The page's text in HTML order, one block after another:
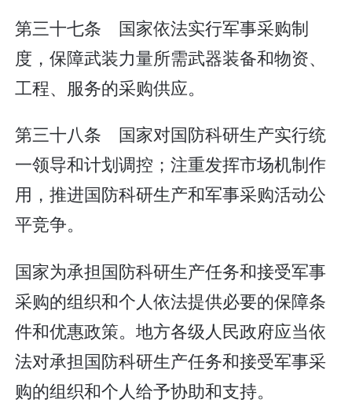
第三十七条 国家依法实行军事采购制
度，保障武装力量所需武器装备和物资、
工程、服务的采购供应。
第三十八条 国家对国防科研生产实行统
一领导和计划调控；注重发挥市场机制作
用，推进国防科研生产和军事采购活动公
平竞争。
国家为承担国防科研生产任务和接受军事
采购的组织和个人依法提供必要的保障条
件和优惠政策。地方各级人民政府应当依
法对承担国防科研生产任务和接受军事采
购的组织和个人给予协助和支持。